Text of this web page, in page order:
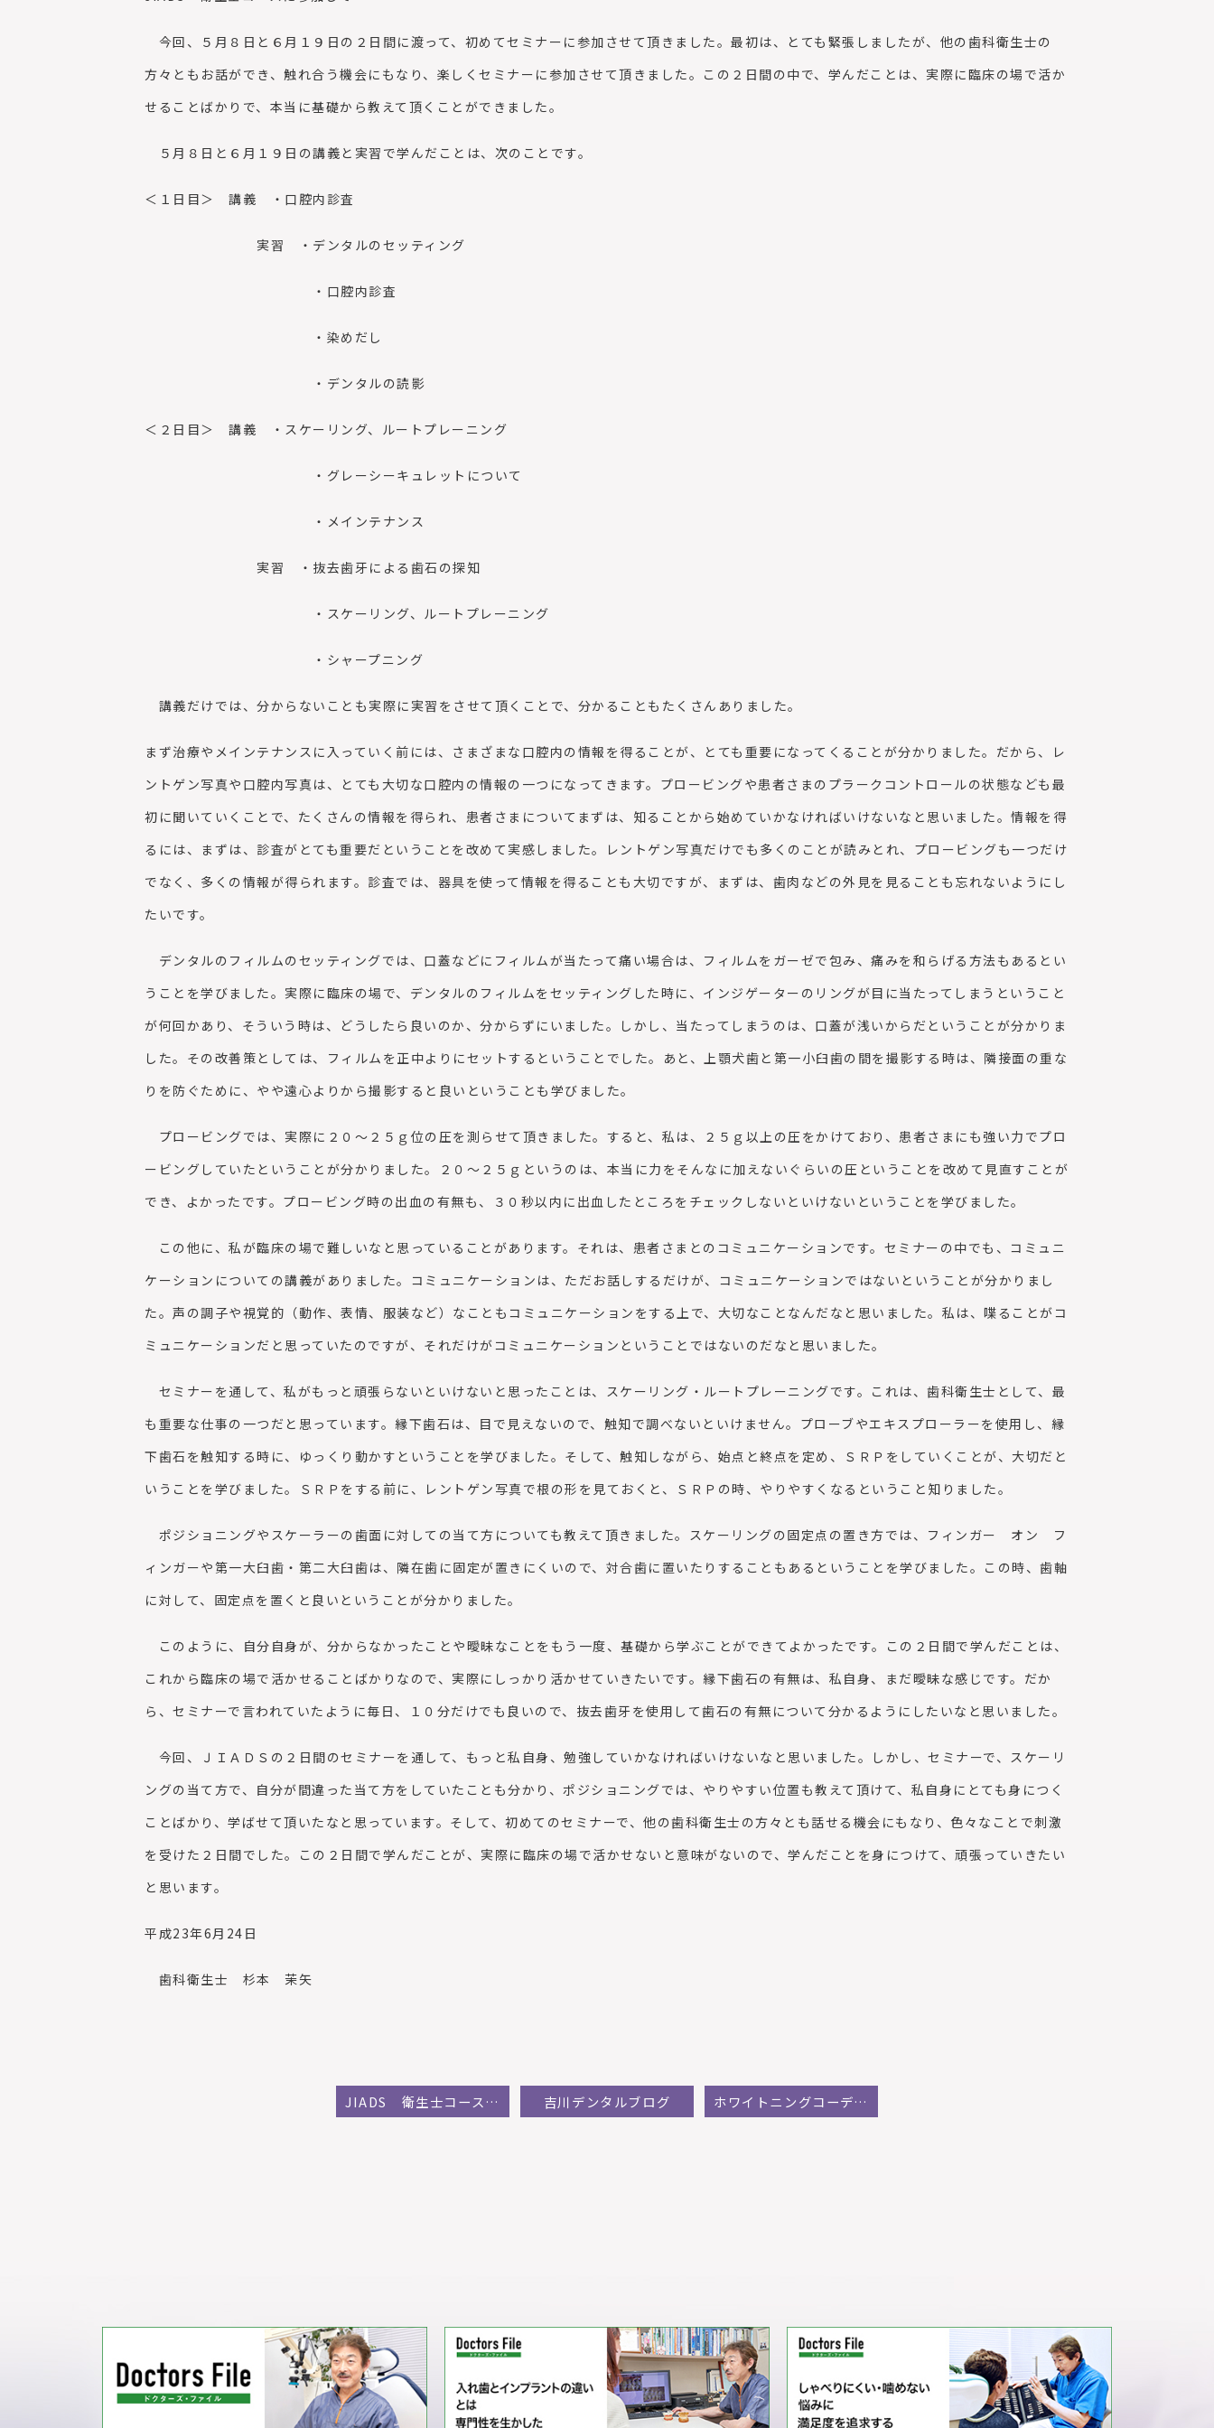
今回、５月８日と６月１９日の２日間に渡って、初めてセミナーに参加させて頂きました。最初は、とても緊張しましたが、他の歯科衛生士の
方々ともお話ができ、触れ合う機会にもなり、楽しくセミナーに参加させて頂きました。この２日間の中で、学んだことは、実際に臨床の場で活か
せることばかりで、本当に基礎から教えて頂くことができました。
５月８日と６月１９日の講義と実習で学んだことは、次のことです。
＜１日目＞ 講義 ・口腔内診査
実習 ・デンタルのセッティング
・口腔内診査
・染めだし
・デンタルの読影
＜２日目＞ 講義 ・スケーリング、ルートプレーニング
・グレーシーキュレットについて
・メインテナンス
実習 ・抜去歯牙による歯石の探知
・スケーリング、ルートプレーニング
・シャープニング
講義だけでは、分からないことも実際に実習をさせて頂くことで、分かることもたくさんありました。
まず治療やメインテナンスに入っていく前には、さまざまな口腔内の情報を得ることが、とても重要になってくることが分かりました。だから、レ
ントゲン写真や口腔内写真は、とても大切な口腔内の情報の一つになってきます。プロービングや患者さまのプラークコントロールの状態なども最
初に聞いていくことで、たくさんの情報を得られ、患者さまについてまずは、知ることから始めていかなければいけないなと思いました。情報を得
るには、まずは、診査がとても重要だということを改めて実感しました。レントゲン写真だけでも多くのことが読みとれ、プロービングも一つだけ
でなく、多くの情報が得られます。診査では、器具を使って情報を得ることも大切ですが、まずは、歯肉などの外見を見ることも忘れないようにし
たいです。
デンタルのフィルムのセッティングでは、口蓋などにフィルムが当たって痛い場合は、フィルムをガーゼで包み、痛みを和らげる方法もあるとい
うことを学びました。実際に臨床の場で、デンタルのフィルムをセッティングした時に、インジゲーターのリングが目に当たってしまうということ
が何回かあり、そういう時は、どうしたら良いのか、分からずにいました。しかし、当たってしまうのは、口蓋が浅いからだということが分かりま
した。その改善策としては、フィルムを正中よりにセットするということでした。あと、上顎犬歯と第一小臼歯の間を撮影する時は、隣接面の重な
りを防ぐために、やや遠心よりから撮影すると良いということも学びました。
プロービングでは、実際に２０～２５ｇ位の圧を測らせて頂きました。すると、私は、２５ｇ以上の圧をかけており、患者さまにも強い力でプロ
ービングしていたということが分かりました。２０～２５ｇというのは、本当に力をそんなに加えないぐらいの圧ということを改めて見直すことが
でき、よかったです。プロービング時の出血の有無も、３０秒以内に出血したところをチェックしないといけないということを学びました。
この他に、私が臨床の場で難しいなと思っていることがあります。それは、患者さまとのコミュニケーションです。セミナーの中でも、コミュニ
ケーションについての講義がありました。コミュニケーションは、ただお話しするだけが、コミュニケーションではないということが分かりまし
た。声の調子や視覚的（動作、表情、服装など）なこともコミュニケーションをする上で、大切なことなんだなと思いました。私は、喋ることがコ
ミュニケーションだと思っていたのですが、それだけがコミュニケーションということではないのだなと思いました。
セミナーを通して、私がもっと頑張らないといけないと思ったことは、スケーリング・ルートプレーニングです。これは、歯科衛生士として、最
も重要な仕事の一つだと思っています。縁下歯石は、目で見えないので、触知で調べないといけません。プローブやエキスプローラーを使用し、縁
下歯石を触知する時に、ゆっくり動かすということを学びました。そして、触知しながら、始点と終点を定め、ＳＲＰをしていくことが、大切だと
いうことを学びました。ＳＲＰをする前に、レントゲン写真で根の形を見ておくと、ＳＲＰの時、やりやすくなるということ知りました。
ポジショニングやスケーラーの歯面に対しての当て方についても教えて頂きました。スケーリングの固定点の置き方では、フィンガー オン フ
ィンガーや第一大臼歯・第二大臼歯は、隣在歯に固定が置きにくいので、対合歯に置いたりすることもあるということを学びました。この時、歯軸
に対して、固定点を置くと良いということが分かりました。
このように、自分自身が、分からなかったことや曖昧なことをもう一度、基礎から学ぶことができてよかったです。この２日間で学んだことは、
これから臨床の場で活かせることばかりなので、実際にしっかり活かせていきたいです。縁下歯石の有無は、私自身、まだ曖昧な感じです。だか
ら、セミナーで言われていたように毎日、１０分だけでも良いので、抜去歯牙を使用して歯石の有無について分かるようにしたいなと思いました。
今回、ＪＩＡＤＳの２日間のセミナーを通して、もっと私自身、勉強していかなければいけないなと思いました。しかし、セミナーで、スケーリ
ングの当て方で、自分が間違った当て方をしていたことも分かり、ポジショニングでは、やりやすい位置も教えて頂けて、私自身にとても身につく
ことばかり、学ばせて頂いたなと思っています。そして、初めてのセミナーで、他の歯科衛生士の方々とも話せる機会にもなり、色々なことで刺激
を受けた２日間でした。この２日間で学んだことが、実際に臨床の場で活かせないと意味がないので、学んだことを身につけて、頑張っていきたい
と思います。
平成23年6月24日
歯科衛生士 杉本 茉矢
JIADS 衛生士コースに参加して 吉川デンタルブログ ホワイトニングコーディネータ講習会を受講して